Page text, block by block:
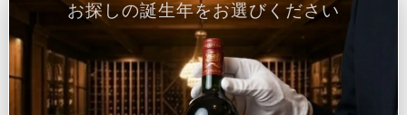
お探しの誕生年をお選びください